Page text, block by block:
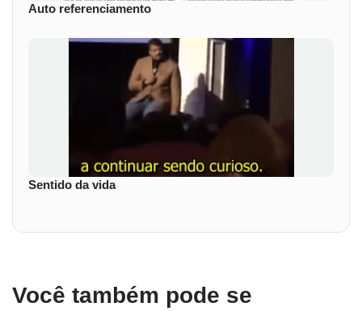
Auto referenciamento
Sentido da vida
Você também pode se